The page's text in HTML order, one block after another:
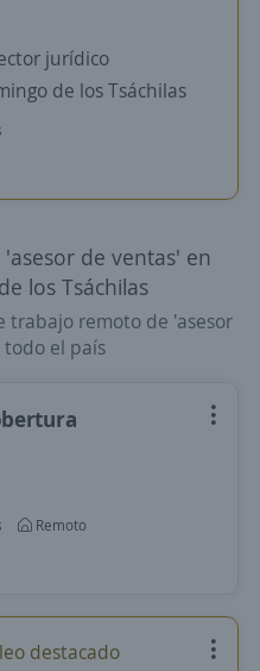
jurídico
de los Tsáchilas
de ventas' en
los Tsáchilas
trabajo remoto de 'asesor
el país
Remoto
destacado